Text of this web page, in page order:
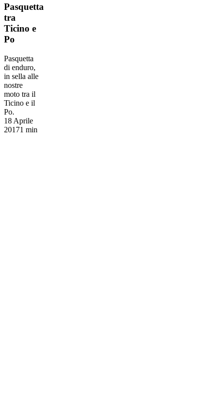
Pasquetta
tra
Ticino
e
Po
Pasquetta
tra
Ticino e
Po
Pasquetta
di enduro,
in sella alle
nostre
moto tra il
Ticino e il
Po.
18 Aprile
20171 min